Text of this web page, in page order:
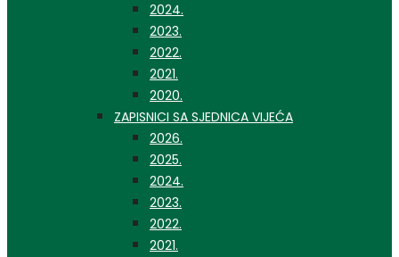
2024.
2023.
2022.
2021.
2020.
ZAPISNICI SA SJEDNICA VIJEĆA
2026.
2025.
2024.
2023.
2022.
2021.